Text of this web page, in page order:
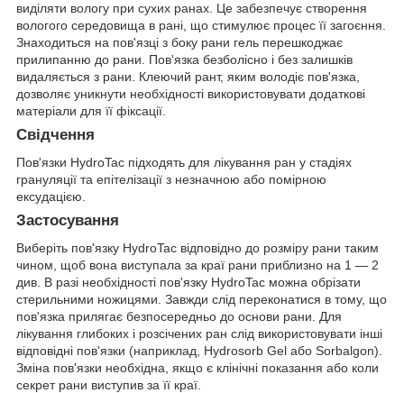
виділяти вологу при сухих ранах. Це забезпечує створення
вологого середовища в рані, що стимулює процес її загоєння.
Знаходиться на пов'язці з боку рани гель перешкоджає
прилипанню до рани. Пов'язка безболісно і без залишків
видаляється з рани. Клеючий рант, яким володіє пов'язка,
дозволяє уникнути необхідності використовувати додаткові
матеріали для її фіксації.
Свідчення
Пов'язки HydroTac підходять для лікування ран у стадіях
грануляції та епітелізації з незначною або помірною
ексудацією.
Застосування
Виберіть пов'язку HydroTac відповідно до розміру рани таким
чином, щоб вона виступала за краї рани приблизно на 1 — 2
див. В разі необхідності пов'язку HydroTac можна обрізати
стерильними ножицями. Завжди слід переконатися в тому, що
пов'язка прилягає безпосередньо до основи рани. Для
лікування глибоких і розсічених ран слід використовувати інші
відповідні пов'язки (наприклад, Hydrosorb Gel або Sorbalgon).
Зміна пов'язки необхідна, якщо є клінічні показання або коли
секрет рани виступив за її краї.